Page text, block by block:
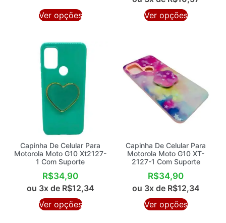
Ver opções
Ver opções
Capinha De Celular Para
Motorola Moto G10 Xt2127-
1 Com Suporte
R$34,90
ou 3x de R$12,34
Ver opções
Capinha De Celular Para
Motorola Moto G10 XT-
2127-1 Com Suporte
R$34,90
ou 3x de R$12,34
Ver opções